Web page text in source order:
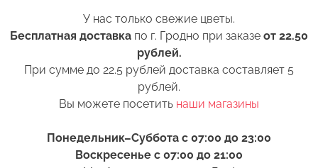
У нас только свежие цветы.
Бесплатная доставка по г. Гродно при заказе от 22.50
рублей.
При сумме до 22.5 рублей доставка составляет 5
рублей.
Вы можете посетить наши магазины
Понедельник–Суббота с 07:00 до 23:00
Воскресенье с 07:00 до 21:00
по горлышко), она должна быть прохладная,
а также не забывайте менять воду ежедневно.
5. Обязательно подрежьте цветы перед тем, как
поставить в вазу. Срез можно обновить ножом
или секатором.
6. Перед тем как поставить цветы в вазу,
нижние листья следует удалить. Если они
Готово
Изменить адрес
rosybel@mail.ru
Пожалуйста, заполните поля, чтобы мы могли
связаться с Вами.
Оформить заказ